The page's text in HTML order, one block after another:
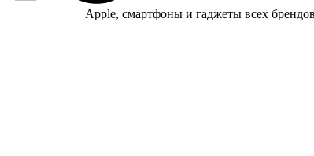
Apple, cмартфоны и гаджеты всех